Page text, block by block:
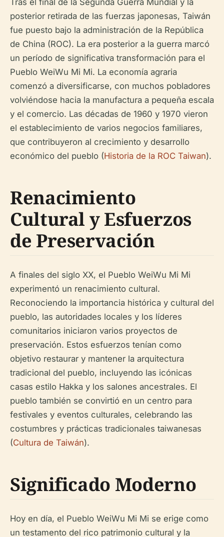
posterior retirada de las fuerzas japonesas, Taiwán
fue puesto bajo la administración de la República
de China (ROC). La era posterior a la guerra marcó
un período de significativa transformación para el
Pueblo WeiWu Mi Mi. La economía agraria
comenzó a diversificarse, con muchos pobladores
volviéndose hacia la manufactura a pequeña escala
y el comercio. Las décadas de 1960 y 1970 vieron
el establecimiento de varios negocios familiares,
que contribuyeron al crecimiento y desarrollo
económico del pueblo (Historia de la ROC Taiwan).
Renacimiento
Cultural y Esfuerzos
de Preservación
A finales del siglo XX, el Pueblo WeiWu Mi Mi
experimentó un renacimiento cultural.
Reconociendo la importancia histórica y cultural del
pueblo, las autoridades locales y los líderes
comunitarios iniciaron varios proyectos de
preservación. Estos esfuerzos tenían como
objetivo restaurar y mantener la arquitectura
tradicional del pueblo, incluyendo las icónicas
casas estilo Hakka y los salones ancestrales. El
pueblo también se convirtió en un centro para
festivales y eventos culturales, celebrando las
costumbres y prácticas tradicionales taiwanesas
(Cultura de Taiwán).
Significado Moderno
Hoy en día, el Pueblo WeiWu Mi Mi se erige como
un testamento del rico patrimonio cultural y la